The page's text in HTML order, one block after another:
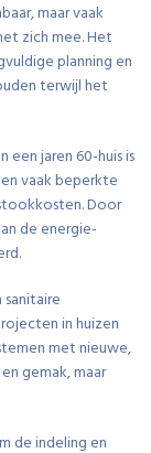
maar vaak
zich mee. Het
planning en
terwijl het
jaren 60-huis is
vaak beperkte
Door
de energie-
in huizen
met nieuwe,
gemak, maar
de indeling en